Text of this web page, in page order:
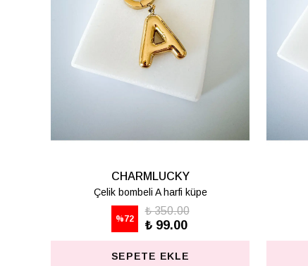
CHARMLUCKY
Çelik bombeli K harfi küpe
%72
₺ 350.00
₺ 99.00
SEPETE EKLE